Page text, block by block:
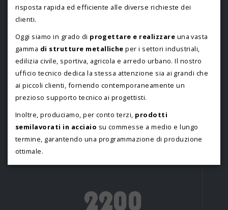
risposta rapida ed efficiente alle diverse richieste dei
clienti.
Oggi siamo in grado di progettare e realizzare una vasta
gamma di strutture metalliche per i settori industriali,
edilizia civile, sportiva, agricola e arredo urbano. Il nostro
ufficio tecnico dedica la stessa attenzione sia ai grandi che
ai piccoli clienti, fornendo contemporaneamente un
prezioso supporto tecnico ai progettisti.
Inoltre, produciamo, per conto terzi, prodotti
semilavorati in acciaio su commesse a medio e lungo
termine, garantendo una programmazione di produzione
ottimale.
2200